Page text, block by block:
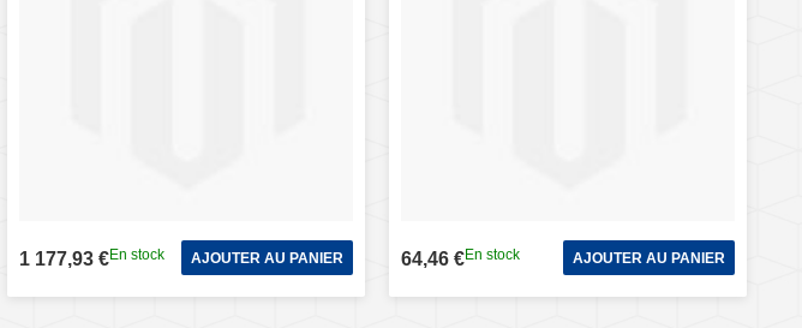
1 177,93 €En stock AJOUTER AU PANIER 64,46 €En stock AJOUTER AU PANIER